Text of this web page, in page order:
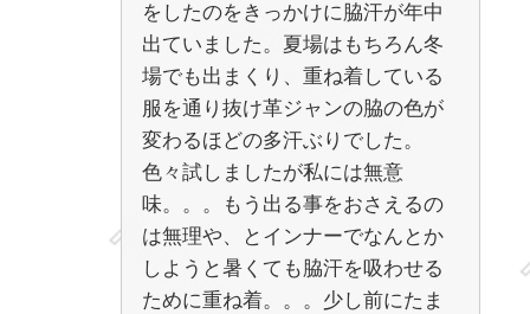
をしたのをきっかけに脇汗が年中
出ていました。夏場はもちろん冬
場でも出まくり、重ね着している
服を通り抜け革ジャンの脇の色が
変わるほどの多汗ぶりでした。
色々試しましたが私には無意
味。。。もう出る事をおさえるの
は無理や、とインナーでなんとか
しようと暑くても脇汗を吸わせる
ために重ね着。。。少し前にたま